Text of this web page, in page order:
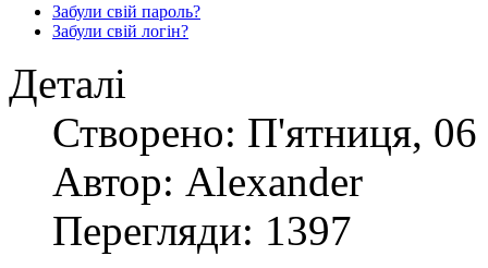
Забули свій пароль?
Забули свій логін?
Деталі
Створено: П'ятниця,
Автор: Alexander
Перегляди: 1397